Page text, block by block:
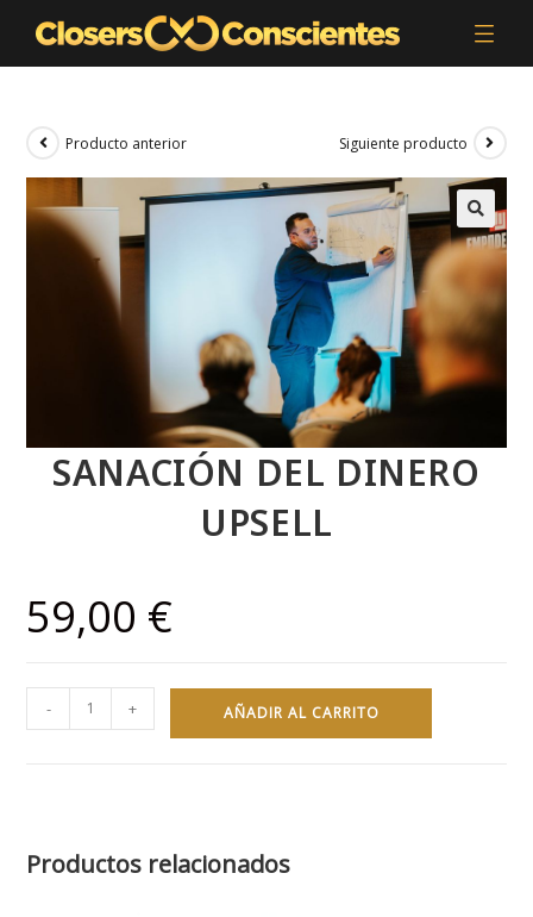
Producto anterior Siguiente producto
SANACIÓN DEL DINERO
UPSELL
59,00 €
- + AÑADIR AL CARRITO
Productos relacionados